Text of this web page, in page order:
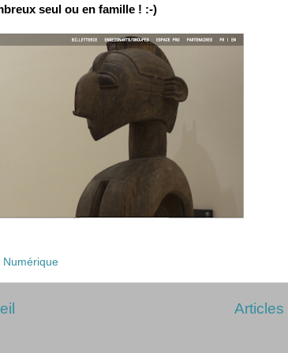
seul ou en famille ! :-)
Numérique